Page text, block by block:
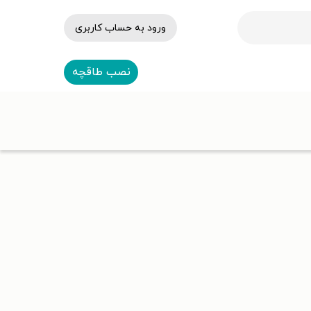
ورود به حساب کاربری
نصب طاقچه